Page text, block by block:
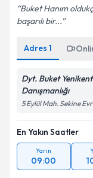
Buket Hanım
başarılı bir...
Adres 1
Dyt. Buket
Danışmanlığı
5 Eylül Mah. Sekine
En Yakın Saatler
Yarın
09:00